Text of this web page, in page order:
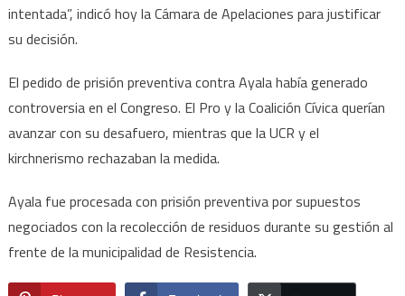
intentada”, indicó hoy la Cámara de Apelaciones para justificar
su decisión.
El pedido de prisión preventiva contra Ayala había generado
controversia en el Congreso. El Pro y la Coalición Cívica querían
avanzar con su desafuero, mientras que la UCR y el
kirchnerismo rechazaban la medida.
Ayala fue procesada con prisión preventiva por supuestos
negociados con la recolección de residuos durante su gestión al
frente de la municipalidad de Resistencia.